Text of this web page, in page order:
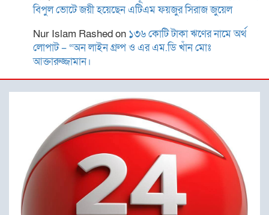
আছিয়া গণি বালিকা উচ্চ
বিদ্যালয়ে বৃক্ষরোপন ও বিতরণ
বিপুল ভোটে জয়ী হয়েছেন এটিএম ফয়জুর সিরাজ জুয়েল
Nur Islam Rashedon ১৩৬ কোটি টাকা ঋণের নামে অর্থ
লোপাট – “অন লাইন গ্রুপ ও এর এম.ডি খাঁন মোঃ
আক্তারুজ্জামান।